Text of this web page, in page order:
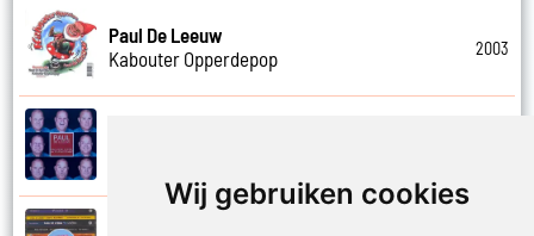
Wij gebruiken cookies
Paul De Leeuw
Kabouter Opperdepop
2003